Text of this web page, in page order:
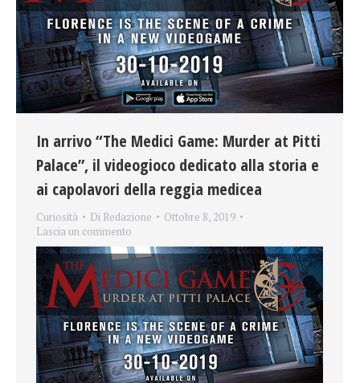
In arrivo “The Medici Game: Murder at Pitti
Palace”, il videogioco dedicato alla storia e
ai capolavori della reggia medicea
Curiosità Di Redazione
Ottobre 8, 2019
Lascia un commento